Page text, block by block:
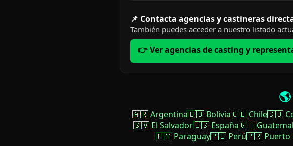
📌 Contacta agencias y castineras
También puedes acceder a nuestro listado
👉 Ver agencias de casting y
🇦🇷 Argentina🇧🇴 Bolivia🇨🇱 Chile🇨🇴
🇸🇻 El Salvador🇪🇸 España🇬🇹
🇵🇾 Paraguay🇵🇪 Perú🇵🇷 Puerto